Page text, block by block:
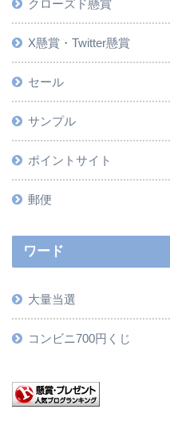
クローズド懸賞
X懸賞・Twitter懸賞
セール
サンプル
ポイントサイト
郵便
ワード
大量当選
コンビニ700円くじ